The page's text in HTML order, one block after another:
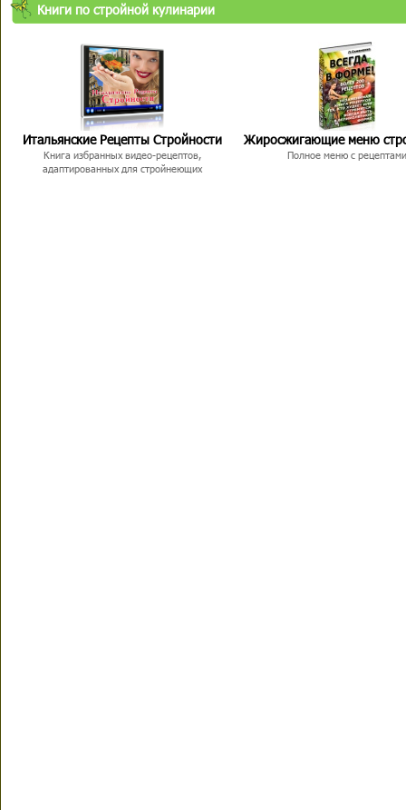
Книги по стройной кулинарии
Итальянские Рецепты Стройности
Книга избранных видео-рецептов,
адаптированных для стройнеющих
Жиросжигающие меню
Полное меню с рецептами